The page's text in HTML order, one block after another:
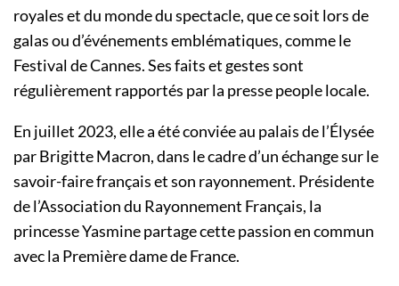
royales et du monde du spectacle, que ce soit lors de
galas ou d’événements emblématiques, comme le
Festival de Cannes. Ses faits et gestes sont
régulièrement rapportés par la presse people locale.
En juillet 2023, elle a été conviée au palais de l’Élysée
par Brigitte Macron, dans le cadre d’un échange sur le
savoir-faire français et son rayonnement. Présidente
de l’Association du Rayonnement Français, la
princesse Yasmine partage cette passion en commun
avec la Première dame de France.